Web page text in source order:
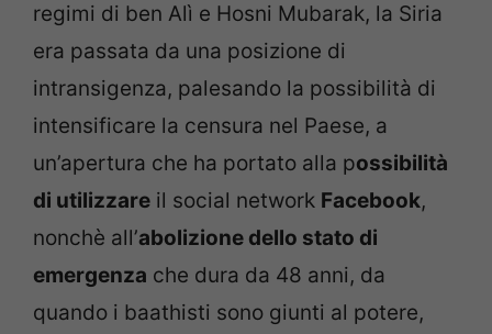
regimi di ben Alì e Hosni Mubarak, la Siria
era passata da una posizione di
intransigenza, palesando la possibilità di
intensificare la censura nel Paese, a
un’apertura che ha portato alla possibilità
di utilizzare il social network Facebook,
nonchè all’abolizione dello stato di
emergenza che dura da 48 anni, da
quando i baathisti sono giunti al potere,